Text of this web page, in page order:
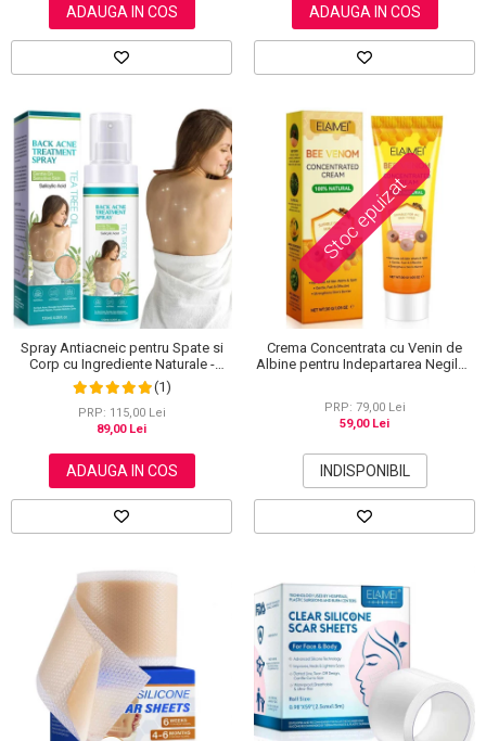
ADAUGA IN COS ADAUGA IN COS
Spray Antiacneic pentru Spate si
Corp cu Ingrediente Naturale -
Reduce Cosurile si Excesul de
Sebum, 120 ml
(1)
PRP: 115,00 Lei
89,00 Lei
ADAUGA IN COS
Stoc epuizat
Crema Concentrata cu Venin de
Albine pentru Indepartarea Negilor,
PRP: 79,00 Lei
59,00 Lei
INDISPONIBIL